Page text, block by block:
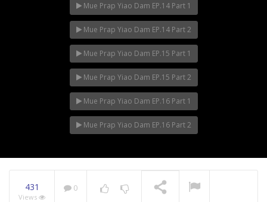
Mue Prap Yiao Dam EP.14 Part 1
Mue Prap Yiao Dam EP.14 Part 2
Mue Prap Yiao Dam EP.15 Part 1
Mue Prap Yiao Dam EP.15 Part 2
Mue Prap Yiao Dam EP.16 Part 1
Mue Prap Yiao Dam EP.16 Part 2
431
Views
0